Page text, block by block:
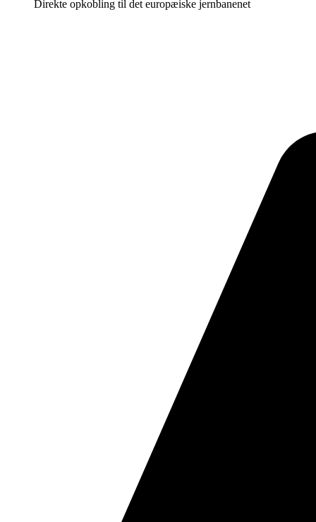
Direkte opkobling til det europæiske jernbanenet